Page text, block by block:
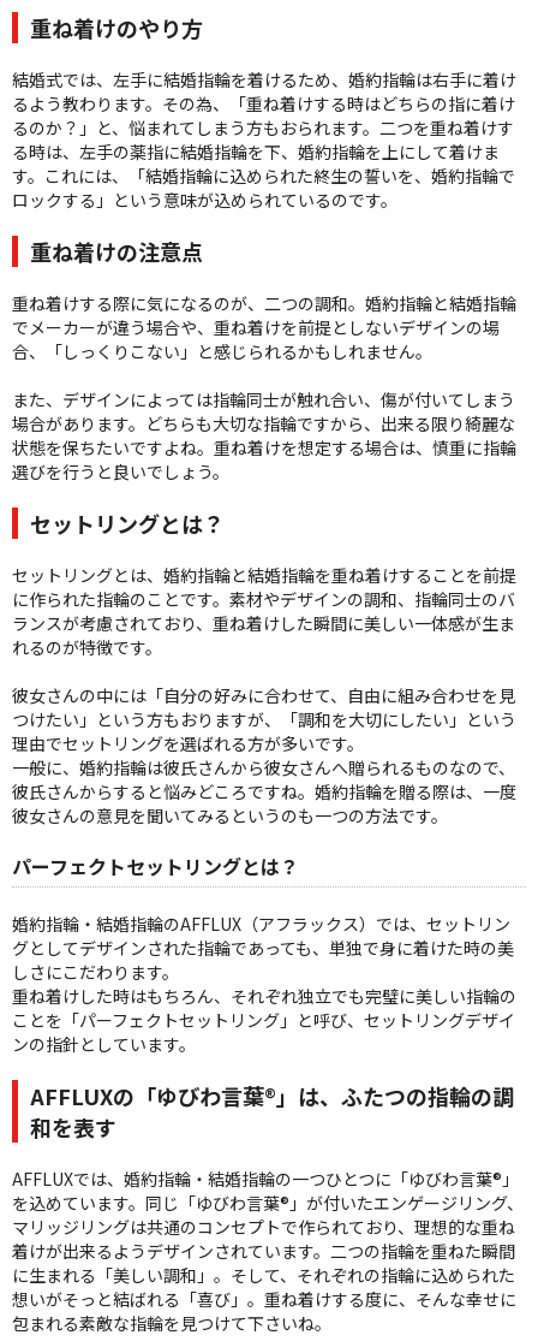
重ね着けのやり方
結婚式では、左手に結婚指輪を着けるため、婚約指輪は右手に着け
るよう教わります。その為、「重ね着けする時はどちらの指に着け
るのか？」と、悩まれてしまう方もおられます。二つを重ね着けす
る時は、左手の薬指に結婚指輪を下、婚約指輪を上にして着けま
す。これには、「結婚指輪に込められた終生の誓いを、婚約指輪で
ロックする」という意味が込められているのです。
重ね着けの注意点
重ね着けする際に気になるのが、二つの調和。婚約指輪と結婚指輪
でメーカーが違う場合や、重ね着けを前提としないデザインの場
合、「しっくりこない」と感じられるかもしれません。
また、デザインによっては指輪同士が触れ合い、傷が付いてしまう
場合があります。どちらも大切な指輪ですから、出来る限り綺麗な
状態を保ちたいですよね。重ね着けを想定する場合は、慎重に指輪
選びを行うと良いでしょう。
セットリングとは？
セットリングとは、婚約指輪と結婚指輪を重ね着けすることを前提
に作られた指輪のことです。素材やデザインの調和、指輪同士のバ
ランスが考慮されており、重ね着けした瞬間に美しい一体感が生ま
れるのが特徴です。
彼女さんの中には「自分の好みに合わせて、自由に組み合わせを見
つけたい」という方もおりますが、「調和を大切にしたい」という
理由でセットリングを選ばれる方が多いです。
一般に、婚約指輪は彼氏さんから彼女さんへ贈られるものなので、
彼氏さんからすると悩みどころですね。婚約指輪を贈る際は、一度
彼女さんの意見を聞いてみるというのも一つの方法です。
パーフェクトセットリングとは？
婚約指輪・結婚指輪のAFFLUX（アフラックス）では、セットリン
グとしてデザインされた指輪であっても、単独で身に着けた時の美
しさにこだわります。
重ね着けした時はもちろん、それぞれ独立でも完璧に美しい指輪の
ことを「パーフェクトセットリング」と呼び、セットリングデザイ
ンの指針としています。
AFFLUXの「ゆびわ言葉®」は、ふたつの指輪の調
和を表す
AFFLUXでは、婚約指輪・結婚指輪の一つひとつに「ゆびわ言葉® 」
を込めています。同じ「ゆびわ言葉® 」が付いたエンゲージリング、
マリッジリングは共通のコンセプトで作られており、理想的な重ね
着けが出来るようデザインされています。二つの指輪を重ねた瞬間
に生まれる「美しい調和」。そして、それぞれの指輪に込められた
想いがそっと結ばれる「喜び」。重ね着けする度に、そんな幸せに
包まれる素敵な指輪を見つけて下さいね。